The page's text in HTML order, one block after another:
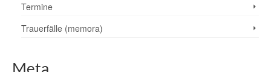
Termine
Trauerfälle (memora)
Meta